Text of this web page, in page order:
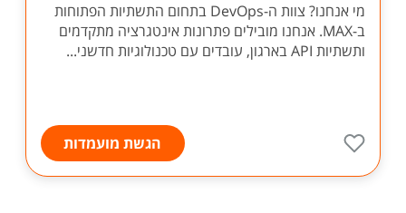
מי אנחנו? צוות ה-DevOps בתחום התשתיות הפתוחות
ב-MAX. אנחנו מובילים פתרונות אינטגרציה מתקדמים
ותשתיות API בארגון, עובדים עם טכנולוגיות חדשני...
הגשת מועמדות